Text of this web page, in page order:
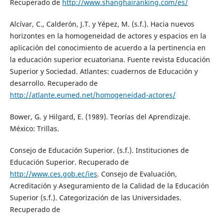
Recuperado de http://www.shanghairanking.com/es/
Alcívar, C., Calderón, J.T. y Yépez, M. (s.f.). Hacia nuevos
horizontes en la homogeneidad de actores y espacios en la
aplicación del conocimiento de acuerdo a la pertinencia en
la educación superior ecuatoriana. Fuente revista Educación
Superior y Sociedad. Atlantes: cuadernos de Educación y
desarrollo. Recuperado de
http://atlante.eumed.net/homogeneidad-actores/
Bower, G. y Hilgard, E. (1989). Teorías del Aprendizaje.
México: Trillas.
Consejo de Educación Superior. (s.f.). Instituciones de
Educación Superior. Recuperado de
http://www.ces.gob.ec/ies. Consejo de Evaluación,
Acreditación y Aseguramiento de la Calidad de la Educación
Superior (s.f.). Categorización de las Universidades.
Recuperado de